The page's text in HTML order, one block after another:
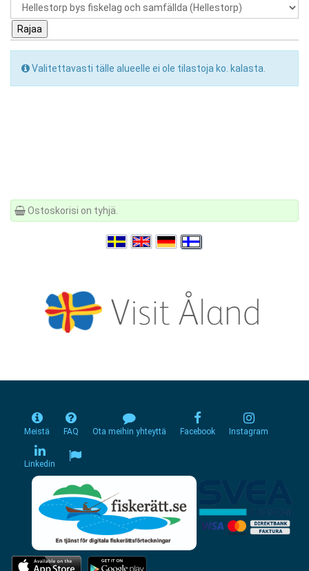
Valitettavasti tälle alueelle ei ole tilastoja ko. kalasta.
Ostoskorisi on tyhjä.
Meistä FAQ Ota meihin yhteyttä Facebook Instagram
Linkedin